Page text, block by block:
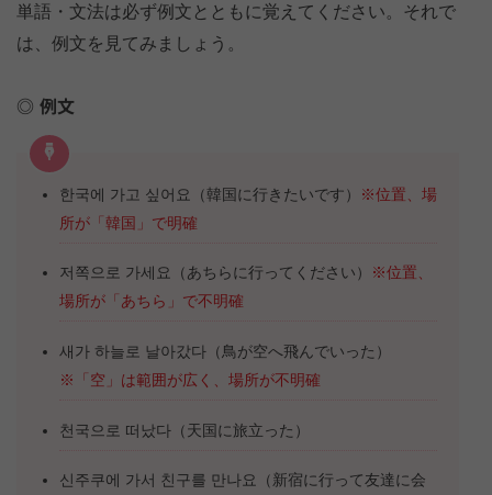
単語・文法は必ず例文とともに覚えてください。それで
は、例文を見てみましょう。
例文
한국에 가고 싶어요（韓国に行きたいです）
※位置、場
所が「韓国」で明確
저쪽으로 가세요（あちらに行ってください）
※位置、
場所が「あちら」で不明確
새가 하늘로 날아갔다（鳥が空へ飛んでいった）
※「空」は範囲が広く、場所が不明確
천국으로 떠났다（天国に旅立った）
신주쿠에 가서 친구를 만나요（新宿に行って友達に会